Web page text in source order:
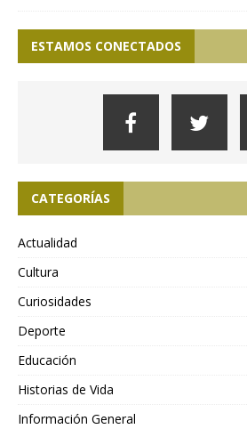
ESTAMOS CONECTADOS
CATEGORÍAS
Actualidad
Cultura
Curiosidades
Deporte
Educación
Historias de Vida
Información General